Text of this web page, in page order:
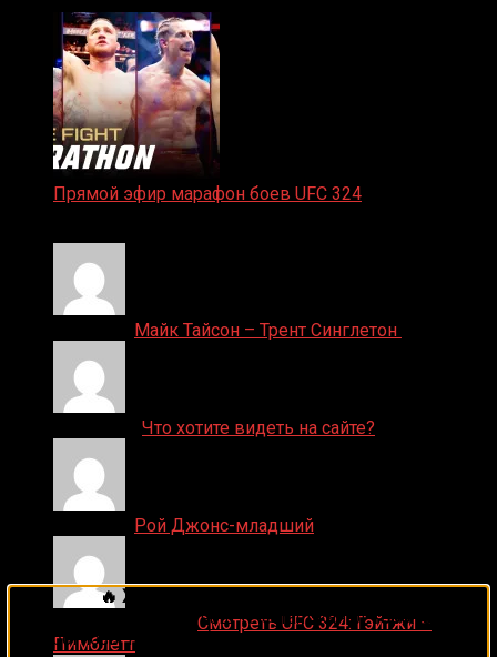
Прямой эфир марафон боев UFC 324
Майк Тайсон – Трент Синглетон
Что хотите видеть на сайте?
Рой Джонс-младший
Смотреть UFC 324: Гэйтжи –
Пимблетт
🔥 Хочешь зарабатывать на спорте?
Подписывайся на наш Telegram-канал1Sports
прогнозы на единоборства и другие виды спорта